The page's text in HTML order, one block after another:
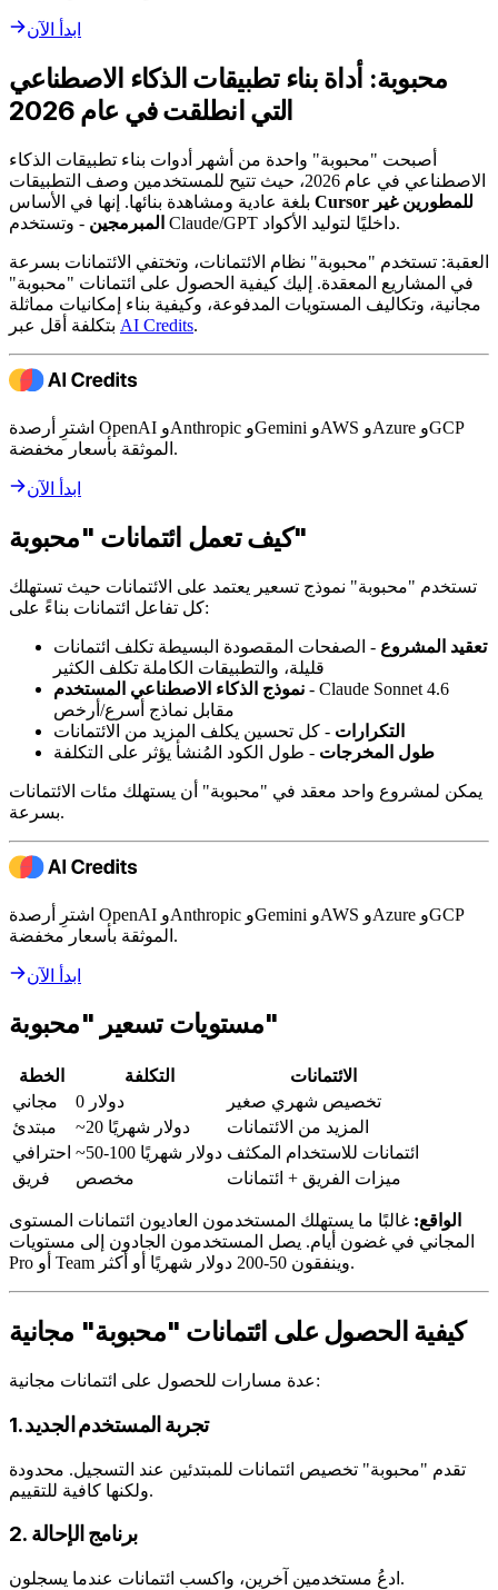
ابدأ الآن
محبوبة: أداة بناء تطبيقات الذكاء الاصطناعي
التي انطلقت في عام 2026
أصبحت "محبوبة" واحدة من أشهر أدوات بناء تطبيقات الذكاء
الاصطناعي في عام 2026، حيث تتيح للمستخدمين وصف التطبيقات
Cursor للمطورين غير
المبرمجين
- وتستخدم Claude/GPT داخليًا لتوليد الأكواد.
العقبة: تستخدم "محبوبة" نظام الائتمانات، وتختفي الائتمانات بسرعة
في المشاريع المعقدة. إليك كيفية الحصول على ائتمانات "محبوبة"
مجانية، وتكاليف المستويات المدفوعة، وكيفية بناء إمكانيات مماثلة
AI Credits.
اشترِ أرصدة OpenAI وAnthropic وGemini وAWS وAzure وGCP
الموثقة بأسعار مخفضة.
ابدأ الآن
كيف تعمل ائتمانات "محبوبة"
تستخدم "محبوبة" نموذج تسعير يعتمد على الائتمانات حيث تستهلك
كل تفاعل ائتمانات بناءً على:
تعقيد المشروع - الصفحات المقصودة البسيطة تكلف ائتمانات
قليلة، والتطبيقات الكاملة تكلف الكثير
نموذج الذكاء الاصطناعي المستخدم - Claude Sonnet 4.6
مقابل نماذج أسرع/أرخص
التكرارات - كل تحسين يكلف المزيد من الائتمانات
طول المخرجات - طول الكود المُنشأ يؤثر على التكلفة
يمكن لمشروع واحد معقد في "محبوبة" أن يستهلك مئات الائتمانات
بسرعة.
اشترِ أرصدة OpenAI وAnthropic وGemini وAWS وAzure وGCP
الموثقة بأسعار مخفضة.
ابدأ الآن
مستويات تسعير "محبوبة"
الخطة التكلفة
الائتمانات
مجاني
0 دولار
تخصيص شهري صغير
مبتدئ
~20 دولار شهريًا
المزيد من الائتمانات
احترافي
~50-100 دولار شهريًا ائتمانات للاستخدام المكثف
فريق
مخصص ميزات الفريق + ائتمانات
الواقع: غالبًا ما يستهلك المستخدمون العاديون ائتمانات المستوى
المجاني في غضون أيام. يصل المستخدمون الجادون إلى مستويات
Pro أو Team وينفقون 50-200 دولار شهريًا أو أكثر.
كيفية الحصول على ائتمانات "محبوبة" مجانية
عدة مسارات للحصول على ائتمانات مجانية:
1. تجربة المستخدم الجديد
تقدم "محبوبة" تخصيص ائتمانات للمبتدئين عند التسجيل. محدودة
ولكنها كافية للتقييم.
2. برنامج الإحالة
ادعُ مستخدمين آخرين، واكسب ائتمانات عندما يسجلون.